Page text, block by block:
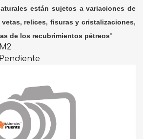
están sujetos a variaciones de
relices, fisuras y cristalizaciones,
de los recubrimientos pétreos"
M2
Pendiente